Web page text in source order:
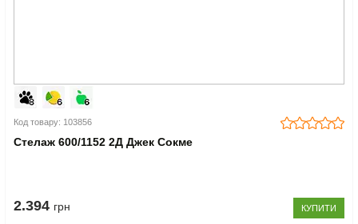
Код товару: 103856
Стелаж 600/1152 2Д Джек Сокме
2.394 грн КУПИТИ